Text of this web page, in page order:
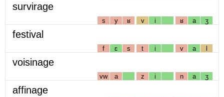
survirage
s y ʁ v i ʁ a ʒ
festival
f ɛ s t i v a l
voisinage
vw a z i n a ʒ
affinage